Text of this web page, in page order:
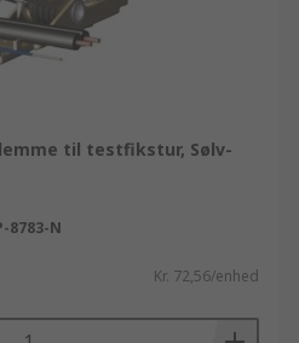
til testfikstur, Sølv-
8783-N
Kr. 72,56/enhed